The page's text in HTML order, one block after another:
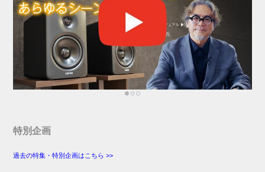
特別企画
過去の特集・特別企画はこちら >>